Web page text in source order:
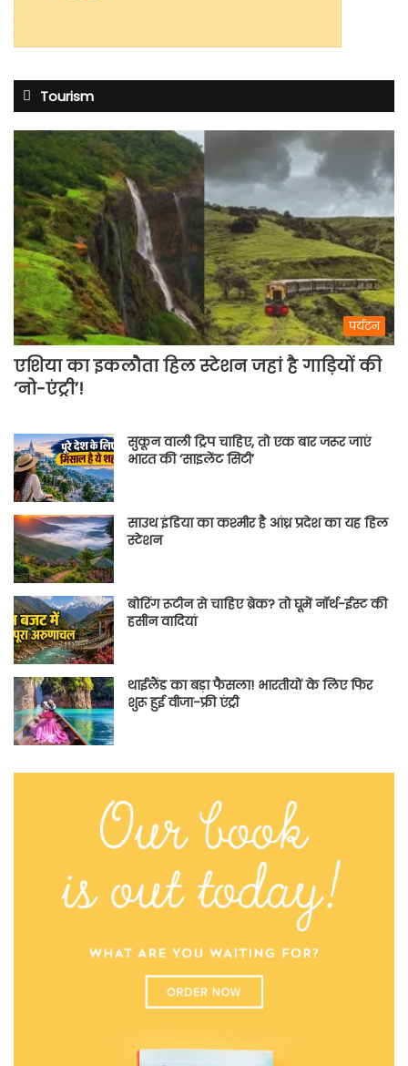
Tourism
पर्यटन
एशिया का इकलौता हिल स्टेशन जहां है गाड़ियों की
‘नो-एंट्री’!
सुकून वाली ट्रिप चाहिए, तो एक बार जरूर जाएं
भारत की ‘साइलेंट सिटी’
साउथ इंडिया का कश्मीर है आंध्र प्रदेश का यह हिल
स्टेशन
बोरिंग रूटीन से चाहिए ब्रेक? तो घूमें नॉर्थ-ईस्ट की
हसीन वादियां
थाईलैंड का बड़ा फैसला! भारतीयों के लिए फिर
शुरू हुई वीजा-फ्री एंट्री